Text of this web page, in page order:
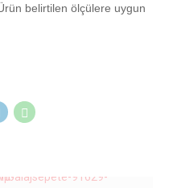
belirtilen ölçülere uygun